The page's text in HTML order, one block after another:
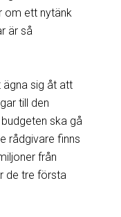
om ett nytänk
är så
ägna sig åt att
till den
ska gå
rådgivare finns
från
de tre första